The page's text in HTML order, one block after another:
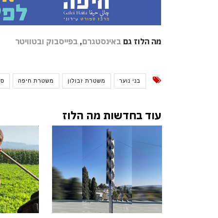
מה הלוז גם באינסטגרם, בפייסבוק ובטוויטר
בני נוער משטרת זבולון משטרת חיפה
עוד בחדשות מה הלוז